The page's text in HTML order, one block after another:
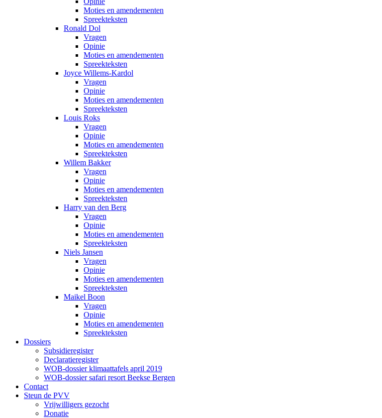
Moties en amendementen
Spreekteksten
Ronald Dol
Vragen
Opinie
Moties en amendementen
Spreekteksten
Joyce Willems-Kardol
Vragen
Opinie
Moties en amendementen
Spreekteksten
Louis Roks
Vragen
Opinie
Moties en amendementen
Spreekteksten
Willem Bakker
Vragen
Opinie
Moties en amendementen
Spreekteksten
Harry van den Berg
Vragen
Opinie
Moties en amendementen
Spreekteksten
Niels Jansen
Vragen
Opinie
Moties en amendementen
Spreekteksten
Maikel Boon
Vragen
Opinie
Moties en amendementen
Spreekteksten
Dossiers
Subsidieregister
Declaratieregister
WOB-dossier klimaattafels april 2019
WOB-dossier safari resort Beekse Bergen
Contact
Steun de PVV
Vrijwilligers gezocht
Donatie